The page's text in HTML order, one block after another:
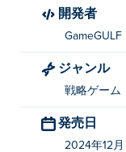
Stickman
Stickman
れました。これ
Stickman
にはどうすれ
開発者
GameGULF
ジャンル
戦略ゲーム
発売日
2024年12月